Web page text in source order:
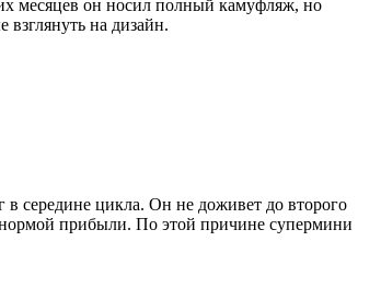
месяцев он носил полный камуфляж, но
на дизайн.
середине цикла. Он не доживет до второго
нормой прибыли. По этой причине супермини